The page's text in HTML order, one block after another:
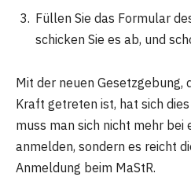
Füllen Sie das Formular
schicken Sie es ab, und
Mit der neuen Gesetzgebung,
Kraft getreten ist, hat sich
muss man sich nicht mehr
anmelden, sondern es reicht
Anmeldung beim MaStR.